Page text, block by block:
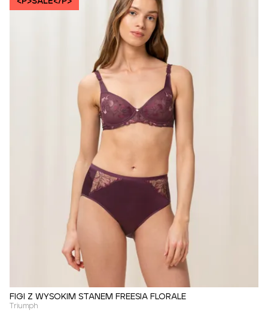
FIGI Z WYSOKIM STANEM FREESIA FLORALE
Triumph